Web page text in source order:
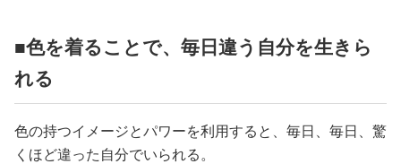
■色を着ることで、毎日違う自分を生きら
れる
色の持つイメージとパワーを利用すると、毎日、毎日、驚
くほど違った自分でいられる。